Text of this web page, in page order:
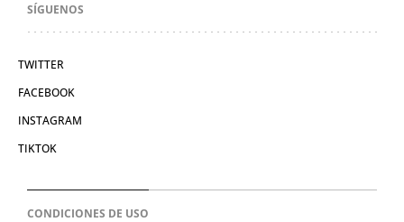
SÍGUENOS
TWITTER
FACEBOOK
INSTAGRAM
TIKTOK
CONDICIONES DE USO